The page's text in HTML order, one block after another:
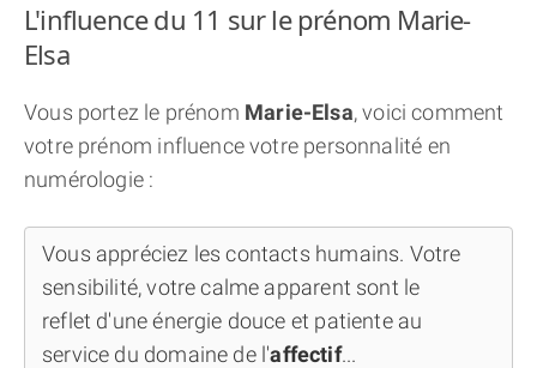
L'influence du 11 sur le prénom Marie-
Elsa
Vous portez le prénom Marie-Elsa, voici comment
votre prénom influence votre personnalité en
numérologie :
Vous appréciez les contacts humains. Votre
sensibilité, votre calme apparent sont le
reflet d'une énergie douce et patiente au
service du domaine de l'affectif...